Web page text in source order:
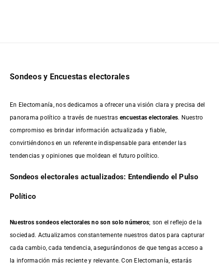
Sondeos y Encuestas electorales
En Electomanía, nos dedicamos a ofrecer una visión clara y precisa del
panorama político a través de nuestras encuestas electorales. Nuestro
compromiso es brindar información actualizada y fiable,
convirtiéndonos en un referente indispensable para entender las
tendencias y opiniones que moldean el futuro político.
Sondeos electorales actualizados: Entendiendo el Pulso
Político
Nuestros sondeos electorales no son solo números; son el reflejo de la
sociedad. Actualizamos constantemente nuestros datos para capturar
cada cambio, cada tendencia, asegurándonos de que tengas acceso a
la información más reciente y relevante. Con Electomanía, estarás